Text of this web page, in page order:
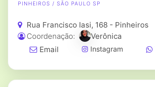
PINHEIROS / SÃO PAULO SP
Rua Francisco Iasi, 168 - Pinheiros
Coordenação:
Verônica
Email
Instagram